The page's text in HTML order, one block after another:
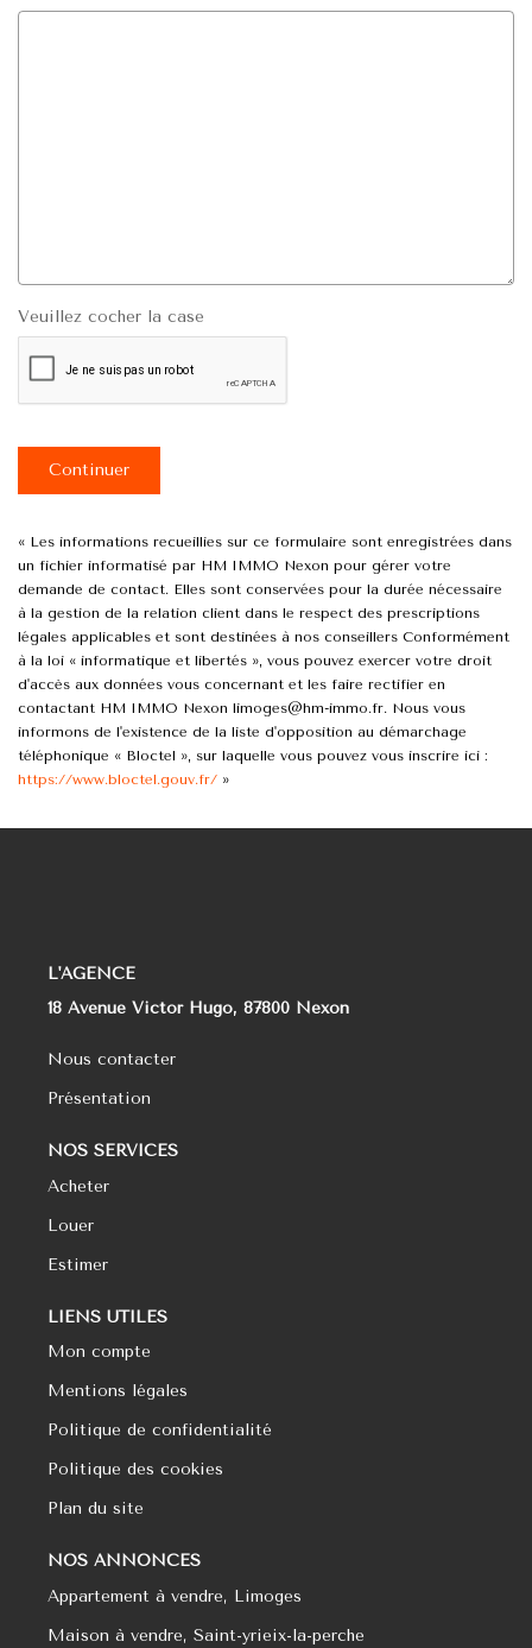
Veuillez cocher la case
Continuer
« Les informations recueillies sur ce formulaire sont enregistrées dans
un fichier informatisé par HM IMMO Nexon pour gérer votre
demande de contact. Elles sont conservées pour la durée nécessaire
à la gestion de la relation client dans le respect des prescriptions
légales applicables et sont destinées à nos conseillers Conformément
à la loi « informatique et libertés », vous pouvez exercer votre droit
d'accès aux données vous concernant et les faire rectifier en
contactant HM IMMO Nexon limoges@hm-immo.fr. Nous vous
informons de l'existence de la liste d'opposition au démarchage
téléphonique « Bloctel », sur laquelle vous pouvez vous inscrire ici :
https://www.bloctel.gouv.fr/ »
L'AGENCE
18 Avenue Victor Hugo, 87800 Nexon
Nous contacter
Présentation
NOS SERVICES
Acheter
Louer
Estimer
LIENS UTILES
Mon compte
Mentions légales
Politique de confidentialité
Politique des cookies
Plan du site
NOS ANNONCES
Appartement à vendre, Limoges
Maison à vendre, Saint-yrieix-la-perche